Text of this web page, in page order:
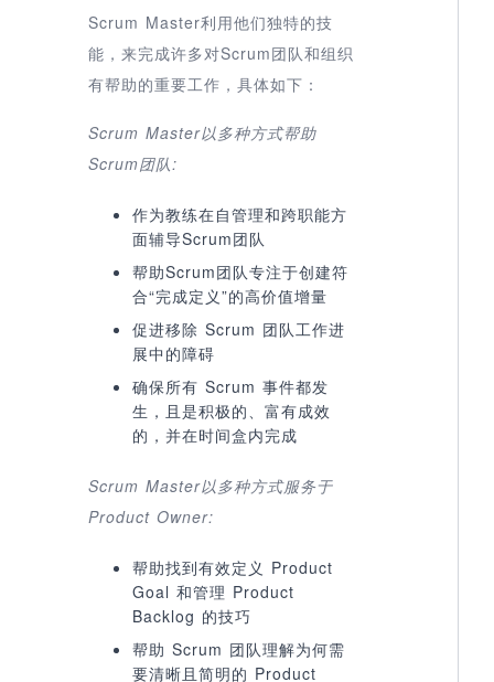
Scrum Master利用他们独特的技
能，来完成许多对Scrum团队和组织
有帮助的重要工作，具体如下：
Scrum Master以多种方式帮助
Scrum团队:
作为教练在自管理和跨职能方
面辅导Scrum团队
帮助Scrum团队专注于创建符
合“完成定义”的高价值增量
促进移除 Scrum 团队工作进
展中的障碍
确保所有 Scrum 事件都发
生，且是积极的、富有成效
的，并在时间盒内完成
Scrum Master以多种方式服务于
Product Owner:
帮助找到有效定义 Product
Goal 和管理 Product
Backlog 的技巧
帮助 Scrum 团队理解为何需
要清晰且简明的 Product